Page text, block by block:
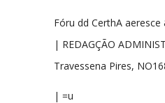
Fóru dd CerthA aeresce
| REDAGÇÃO
Travessena Pires,
| =u